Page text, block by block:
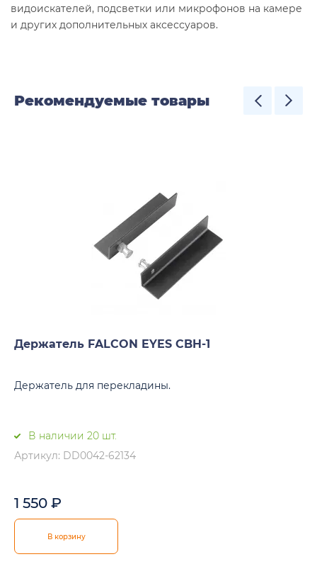
видоискателей, подсветки или микрофонов на камере
и других дополнительных аксессуаров.
Рекомендуемые товары
Держатель FALCON EYES CBH-1
Держатель для перекладины.
В наличии 20 шт.
Артикул: DD0042-62134
1 550 ₽
В корзину